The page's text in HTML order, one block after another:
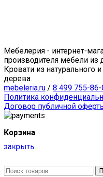
Мебелерия - интернет-
производителя мебели из
Кровати из натурального
дерева.
mebeleria.ru / 8 499 755-86-
Политика
Договор публичной
Корзина
закрыть